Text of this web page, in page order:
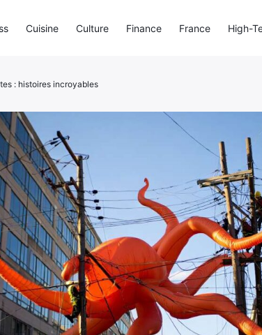
: histoires incroyables
Cuisine Culture Finance France High-